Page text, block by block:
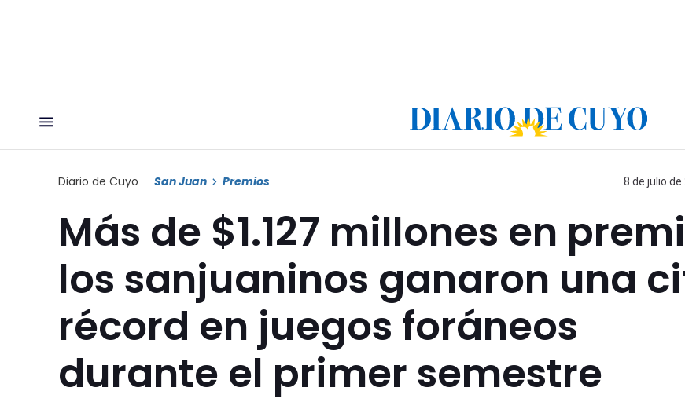
Diario de Cuyo San Juan Premios 8 de julio de
Más de $1.127 millones en
los sanjuaninos ganaron una
récord en juegos foráneos
durante el primer semestre